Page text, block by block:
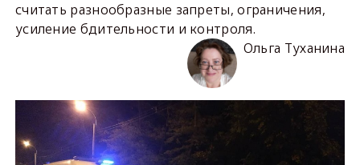
считать разнообразные запреты, ограничения,
усиление бдительности и контроля.
Ольга Туханина